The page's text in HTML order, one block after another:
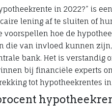
in 2022?” is
lening af te sluiten of
voorspellen hoe de
die van invloed kunnen
bank. Het is verstandig
bij financiële experts
tot hypotheekrentes